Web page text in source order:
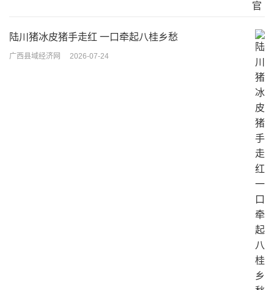
陆川猪冰皮猪手走红 一口牵起八桂乡愁
广西县域经济网 2026-07-24